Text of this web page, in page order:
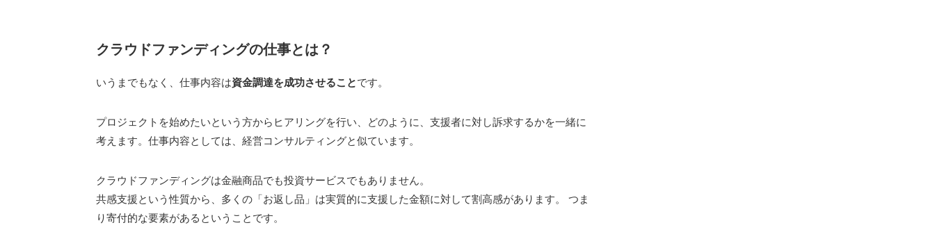
クラウドファンディングの仕事とは？
いうまでもなく、仕事内容は資金調達を成功させることです。
プロジェクトを始めたいという方からヒアリングを行い、どのように、支援者に対し訴求するかを一緒に
考えます。仕事内容としては、経営コンサルティングと似ています。
クラウドファンディングは金融商品でも投資サービスでもありません。
共感支援という性質から、多くの「お返し品」は実質的に支援した金額に対して割高感があります。 つま
り寄付的な要素があるということです。